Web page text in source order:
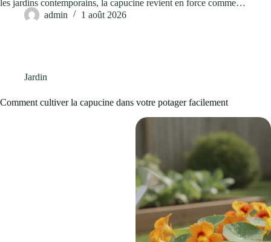
les jardins contemporains, la capucine revient en force comme…
admin
1 août 2026
Jardin
Comment cultiver la capucine dans votre potager facilement